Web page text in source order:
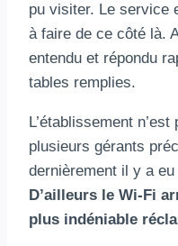
pu visiter. Le service
à faire de ce côté là.
entendu et répondu
tables remplies.
L’établissement
plusieurs gérants
dernièrement il y a
D’ailleurs le Wi-Fi
plus indéniable